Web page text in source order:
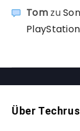
Tomzu
Über